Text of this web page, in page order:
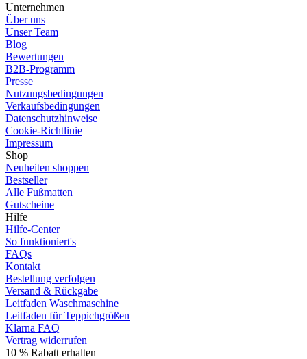
Unternehmen
Über uns
Unser Team
Blog
Bewertungen
B2B-Programm
Presse
Nutzungsbedingungen
Verkaufsbedingungen
Datenschutzhinweise
Cookie-Richtlinie
Impressum
Shop
Neuheiten shoppen
Bestseller
Alle Fußmatten
Gutscheine
Hilfe
Hilfe-Center
So funktioniert's
FAQs
Kontakt
Bestellung verfolgen
Versand & Rückgabe
Leitfaden Waschmaschine
Leitfaden für Teppichgrößen
Klarna FAQ
Vertrag widerrufen
10 % Rabatt erhalten